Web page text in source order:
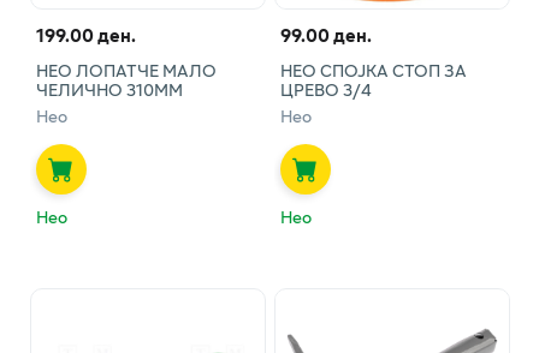
199.00 ден.
НЕО ЛОПАТЧЕ МАЛО
ЧЕЛИЧНО 310ММ
Нео
Нео
99.00 ден.
НЕО СПОЈКА СТОП ЗА
ЦРЕВО 3/4
Нео
Нео